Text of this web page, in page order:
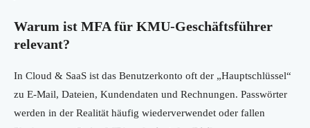
Warum ist MFA für KMU-Geschäftsführer
relevant?
In Cloud & SaaS ist das Benutzerkonto oft der „Hauptschlüssel“
zu E-Mail, Dateien, Kundendaten und Rechnungen. Passwörter
werden in der Realität häufig wiederverwendet oder fallen